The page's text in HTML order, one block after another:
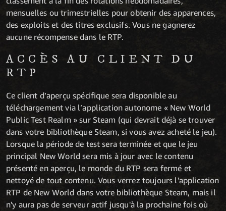
mensuelles ou trimestrielles pour obtenir des apparences,
des exploits et des titres exclusifs. Vous ne gagnerez
aucune récompense dans le RTP.
ACCÈS AU CLIENT DU
RTP
Ce client d’aperçu spécifique sera disponible au
téléchargement via l’application autonome « New World
Public Test Realm » sur Steam (qui devrait déjà se trouver
dans votre bibliothèque Steam, si vous avez acheté le jeu).
Lorsque la période de test sera terminée et que le jeu
principal New World sera mis à jour avec le contenu
présenté en aperçu, le monde du RTP sera fermé et
nettoyé de tout contenu. Vous verrez toujours l'application
RTP de New World dans votre bibliothèque Steam, mais il
n'y aura pas de serveur actif jusqu'à la prochaine fois où